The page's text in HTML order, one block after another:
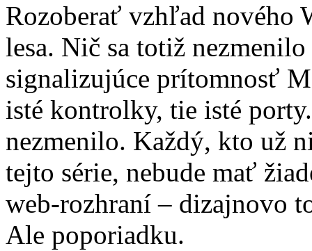
Rozoberať vzhľad nového
lesa. Nič sa totiž
signalizujúce prítomnosť
isté kontrolky, tie isté
nezmenilo. Každý, kto už
tejto série, nebude mať
web-rozhraní – dizajnovo
Ale poporiadku.